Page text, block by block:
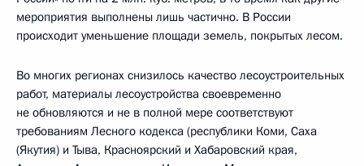
мероприятия выполнены лишь частично. В России
происходит уменьшение площади земель, покрытых лесом.
Во многих регионах снизилось качество лесоустроительных
работ, материалы лесоустройства своевременно
не обновляются и не в полной мере соответствуют
требованиям Лесного кодекса (республики Коми, Саха
(Якутия) и Тыва, Красноярский и Хабаровский края,